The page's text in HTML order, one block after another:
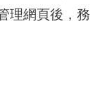
理網頁後，務